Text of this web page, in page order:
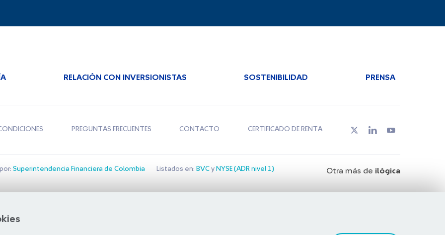
RELACIÓN CON INVERSIONISTAS SOSTENIBILIDAD PRENSA
PREGUNTAS FRECUENTES CONTACTO CERTIFICADO DE RENTA
Superintendencia Financiera de Colombia Listados en: BVCy NYSE (ADR nivel 1) Otra más de ilógica